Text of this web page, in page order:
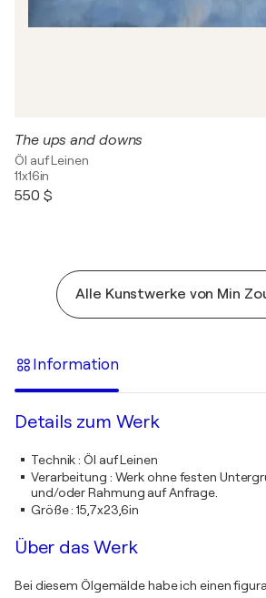
The ups and downs
Öl auf Leinen
11x16in
550 $
Alle Kunstwerke von Min
Information
Details zum Werk
Technik:Öl auf Leinen
Verarbeitung : Werk ohne festen
und/oder Rahmung auf Anfrage.
Größe:15,7x23,6in
Über das Werk
Bei diesem Ölgemälde habe ich einen